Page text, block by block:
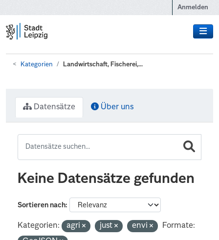
Anmelden
Kategorien Landwirtschaft, Fischerei,...
Datensätze Über uns
Keine Datensätze gefunden
Sortieren nach
Kategorien: agri just envi
Formate: